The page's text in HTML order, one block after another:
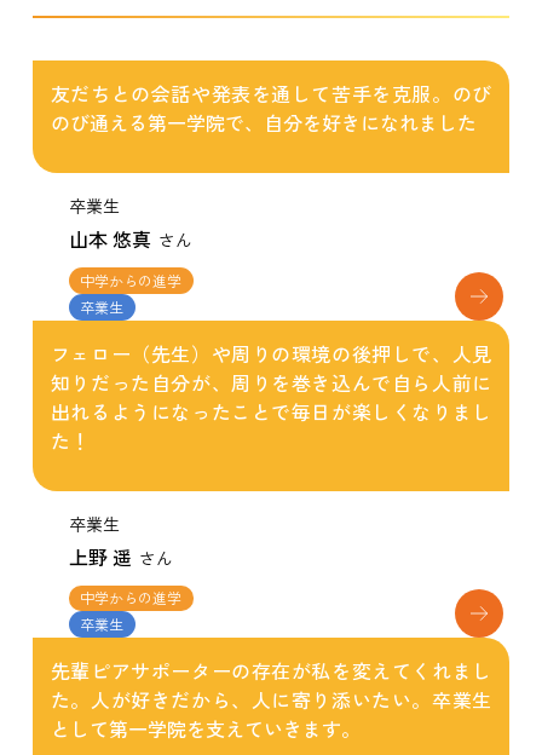
友だちとの会話や発表を通して苦手を克服。のび
のび通える第一学院で、自分を好きになれました
卒業生
山本 悠真 さん
中学からの進学
卒業生
フェロー（先生）や周りの環境の後押しで、人見
知りだった自分が、周りを巻き込んで自ら人前に
出れるようになったことで毎日が楽しくなりまし
た！
卒業生
上野 遥 さん
中学からの進学
卒業生
先輩ピアサポーターの存在が私を変えてくれまし
た。人が好きだから、人に寄り添いたい。卒業生
として第一学院を支えていきます。